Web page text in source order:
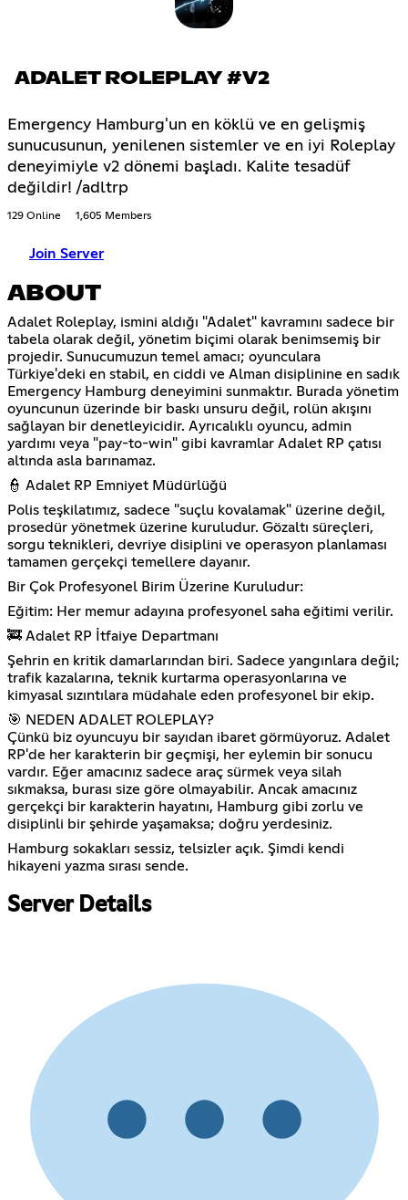
ADALET ROLEPLAY #V2
Emergency Hamburg'un en köklü ve en gelişmiş
sunucusunun, yenilenen sistemler ve en iyi Roleplay
deneyimiyle v2 dönemi başladı. Kalite tesadüf
değildir! /adltrp
129 Online 1,605 Members
Join Server
ABOUT
Adalet Roleplay, ismini aldığı "Adalet" kavramını sadece bir
tabela olarak değil, yönetim biçimi olarak benimsemiş bir
projedir. Sunucumuzun temel amacı; oyunculara
Türkiye'deki en stabil, en ciddi ve Alman disiplinine en sadık
Emergency Hamburg deneyimini sunmaktır. Burada yönetim
oyuncunun üzerinde bir baskı unsuru değil, rolün akışını
sağlayan bir denetleyicidir. Ayrıcalıklı oyuncu, admin
yardımı veya "pay-to-win" gibi kavramlar Adalet RP çatısı
altında asla barınamaz.
👮 Adalet RP Emniyet Müdürlüğü
Polis teşkilatımız, sadece "suçlu kovalamak" üzerine değil,
prosedür yönetmek üzerine kuruludur. Gözaltı süreçleri,
sorgu teknikleri, devriye disiplini ve operasyon planlaması
tamamen gerçekçi temellere dayanır.
Bir Çok Profesyonel Birim Üzerine Kuruludur:
Eğitim: Her memur adayına profesyonel saha eğitimi verilir.
🚒 Adalet RP İtfaiye Departmanı
Şehrin en kritik damarlarından biri. Sadece yangınlara değil;
trafik kazalarına, teknik kurtarma operasyonlarına ve
kimyasal sızıntılara müdahale eden profesyonel bir ekip.
🎯 NEDEN ADALET ROLEPLAY?
Çünkü biz oyuncuyu bir sayıdan ibaret görmüyoruz. Adalet
RP'de her karakterin bir geçmişi, her eylemin bir sonucu
vardır. Eğer amacınız sadece araç sürmek veya silah
sıkmaksa, burası size göre olmayabilir. Ancak amacınız
gerçekçi bir karakterin hayatını, Hamburg gibi zorlu ve
disiplinli bir şehirde yaşamaksa; doğru yerdesiniz.
Hamburg sokakları sessiz, telsizler açık. Şimdi kendi
hikayeni yazma sırası sende.
Server Details